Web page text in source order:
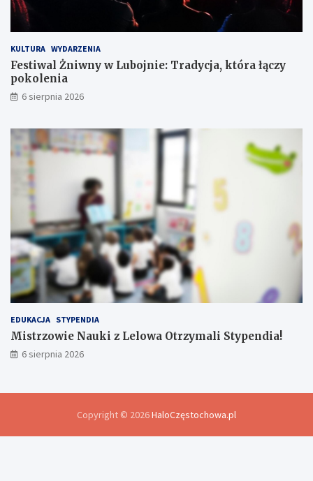
ż
r
ó
t
c
e
ń
w
o
KULTURA WYDARZENIA
Festiwal Żniwny w Lubojnie: Tradycja, która łączy
pokolenia
6 sierpnia 2026
EDUKACJA STYPENDIA
Mistrzowie Nauki z Lelowa Otrzymali Stypendia!
6 sierpnia 2026
Copyright © 2026HaloCzęstochowa.pl